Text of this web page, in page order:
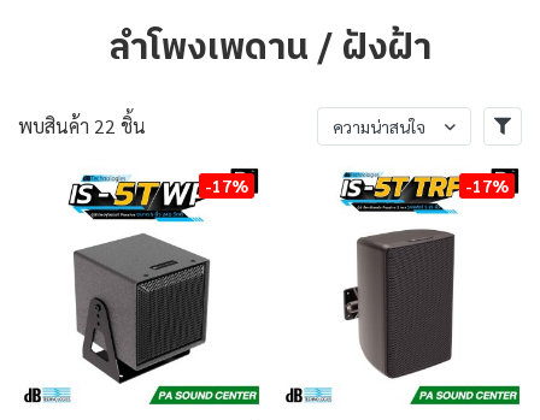
ลำโพงเพดาน / ฝังฝ้า
พบสินค้า 22 ชิ้น ความน่าสนใจ
-17% -17%